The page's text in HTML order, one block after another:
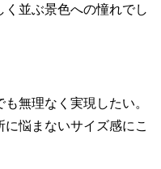
並ぶ景色への憧れでし
無理なく実現したい。
悩まないサイズ感にこ